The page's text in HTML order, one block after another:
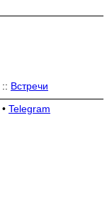
:: Встречи
• Telegram